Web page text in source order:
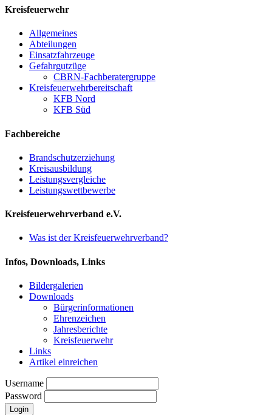
Kreisfeuerwehr
Allgemeines
Abteilungen
Einsatzfahrzeuge
Gefahrgutzüge
CBRN-Fachberatergruppe
Kreisfeuerwehrbereitschaft
KFB Nord
KFB Süd
Fachbereiche
Brandschutzerziehung
Kreisausbildung
Leistungsvergleiche
Leistungswettbewerbe
Kreisfeuerwehrverband e.V.
Was ist der Kreisfeuerwehrverband?
Infos, Downloads, Links
Bildergalerien
Downloads
Bürgerinformationen
Ehrenzeichen
Jahresberichte
Kreisfeuerwehr
Links
Artikel einreichen
Username
Password